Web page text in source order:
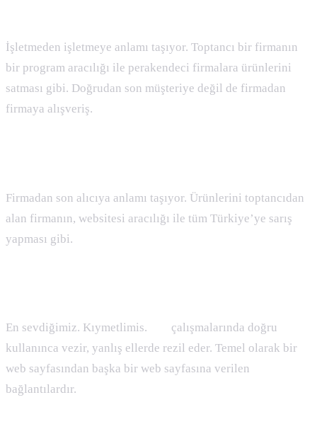
İşletmeden işletmeye anlamı taşıyor. Toptancı bir firmanın
bir program aracılığı ile perakendeci firmalara ürünlerini
satması gibi. Doğrudan son müşteriye değil de firmadan
firmaya alışveriş.
Firmadan son alıcıya anlamı taşıyor. Ürünlerini toptancıdan
alan firmanın, websitesi aracılığı ile tüm Türkiye’ye sarış
yapması gibi.
En sevdiğimiz. Kıymetlimis.
çalışmalarında doğru
kullanınca vezir, yanlış ellerde rezil eder. Temel olarak bir
web sayfasından başka bir web sayfasına verilen
bağlantılardır.